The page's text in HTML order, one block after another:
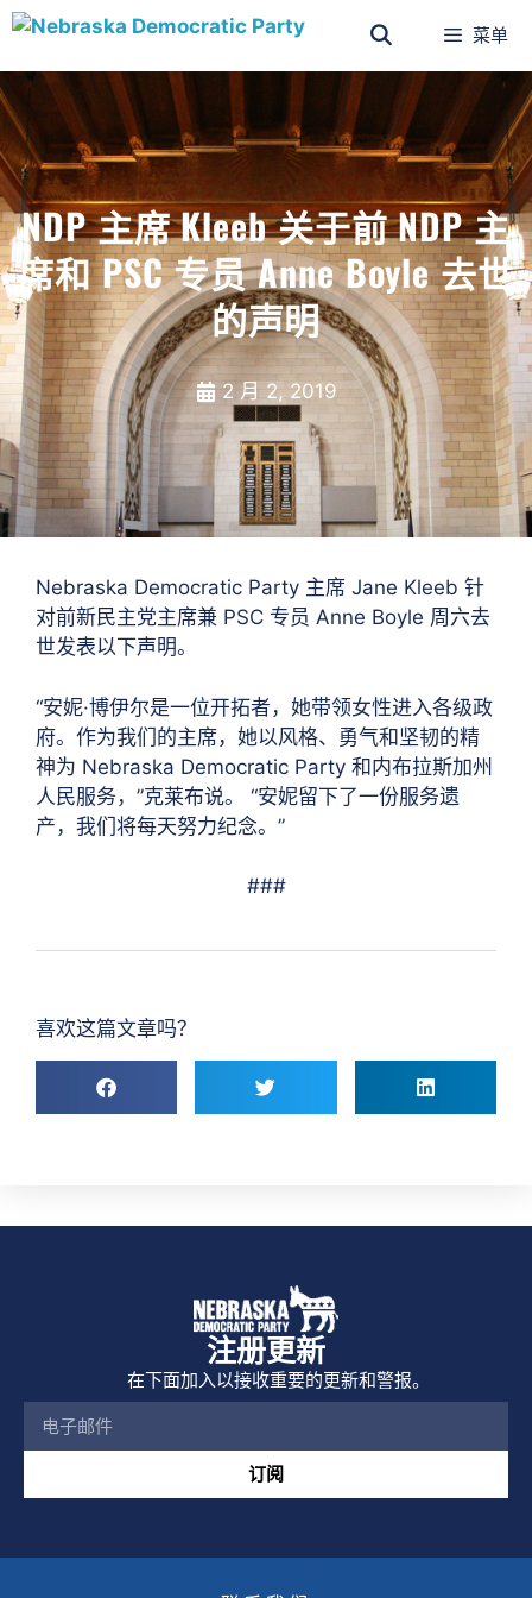
菜单
NDP 主席 Kleeb 关于前 NDP 主
席和 PSC 专员 Anne Boyle 去世
的声明
2 月 2, 2019
Nebraska Democratic Party 主席 Jane Kleeb 针
对前新民主党主席兼 PSC 专员 Anne Boyle 周六去
世发表以下声明。
“安妮·博伊尔是一位开拓者，她带领女性进入各级政
府。作为我们的主席，她以风格、勇气和坚韧的精
神为 Nebraska Democratic Party 和内布拉斯加州
人民服务，”克莱布说。 “安妮留下了一份服务遗
产，我们将每天努力纪念。”
###
喜欢这篇文章吗？
注册更新
在下面加入以接收重要的更新和警报。
订阅